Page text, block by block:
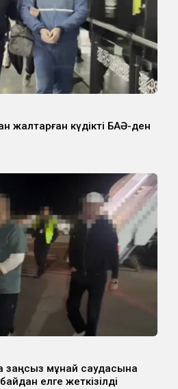
жалтарған күдікті БАӘ-ден
заңсыз мұнай саудасына
елге жеткізілді